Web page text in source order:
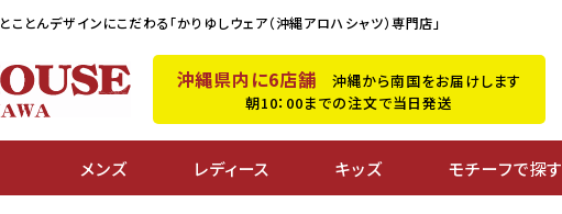
とことんデザインにこだわる「かりゆしウェア（沖縄アロハシャツ）専門店」
沖縄県内に6店舗 沖縄から南国をお届けします
朝10：00までの注文で当日発送
メンズ レディース キッズ モチーフで探す